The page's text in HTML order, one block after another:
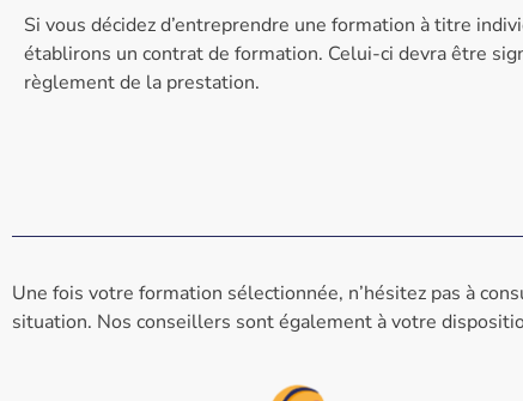
Si vous décidez d’entreprendre une formation à titre
établirons un contrat de formation. Celui-ci devra être
règlement de la prestation.
Une fois votre formation sélectionnée, n’hésitez pas à
situation. Nos conseillers sont également à votre